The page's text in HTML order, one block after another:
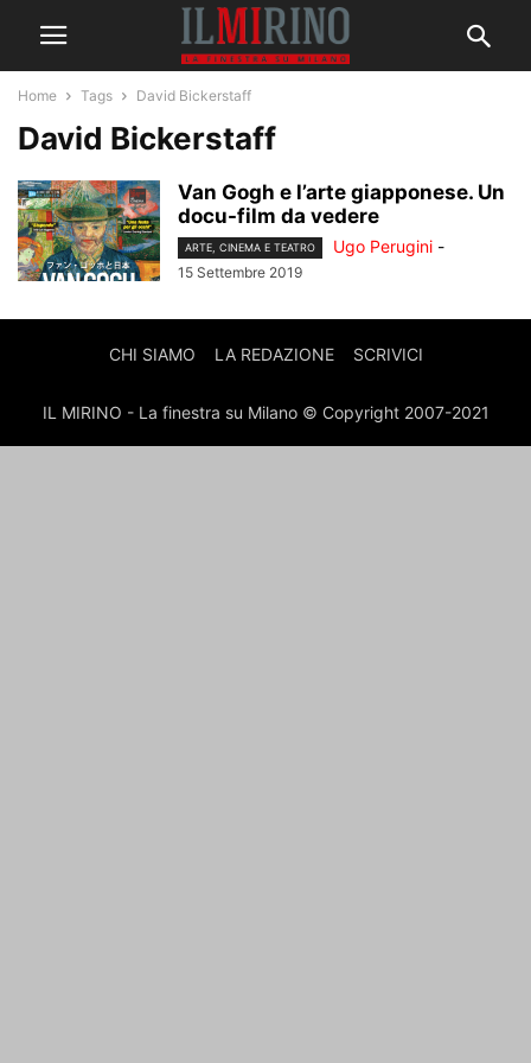
Home Tags David Bickerstaff
David Bickerstaff
Van Gogh e l’arte giapponese. Un
docu-film da vedere
ARTE, CINEMA E TEATRO Ugo Perugini -
15 Settembre 2019
CHI SIAMO LA REDAZIONE SCRIVICI
IL MIRINO - La finestra su Milano © Copyright 2007-2021